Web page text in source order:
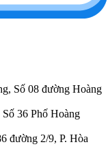
Số 08 đường Hoàng
36 Phố Hoàng
đường 2/9, P. Hòa